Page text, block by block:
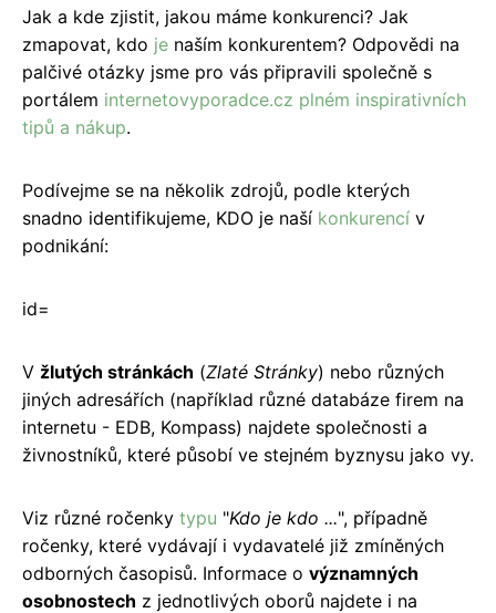
Jak a kde zjistit, jakou máme konkurenci? Jak
zmapovat, kdo je naším konkurentem? Odpovědi na
palčivé otázky jsme pro vás připravili společně s
portálem internetovyporadce.cz plném inspirativních
tipů a nákup.
Podívejme se na několik zdrojů, podle kterých
snadno identifikujeme, KDO je naší konkurencí v
podnikání:
id=
V žlutých stránkách (Zlaté Stránky) nebo různých
jiných adresářích (například různé databáze firem na
internetu - EDB, Kompass) najdete společnosti a
živnostníků, které působí ve stejném byznysu jako vy.
Viz různé ročenky typu "Kdo je kdo ...", případně
ročenky, které vydávají i vydavatelé již zmíněných
odborných časopisů. Informace o významných
osobnostech z jednotlivých oborů najdete i na